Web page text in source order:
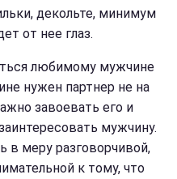
декольте, минимум
от нее глаз.
любимому мужчине
нужен партнер не на
завоевать его и
мужчину.
в меру разговорчивой,
к тому, что